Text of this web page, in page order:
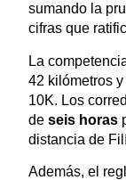
sumando la
cifras que
La
42 kilómetros
10K. Los
deseis horas
distancia de
Además, el